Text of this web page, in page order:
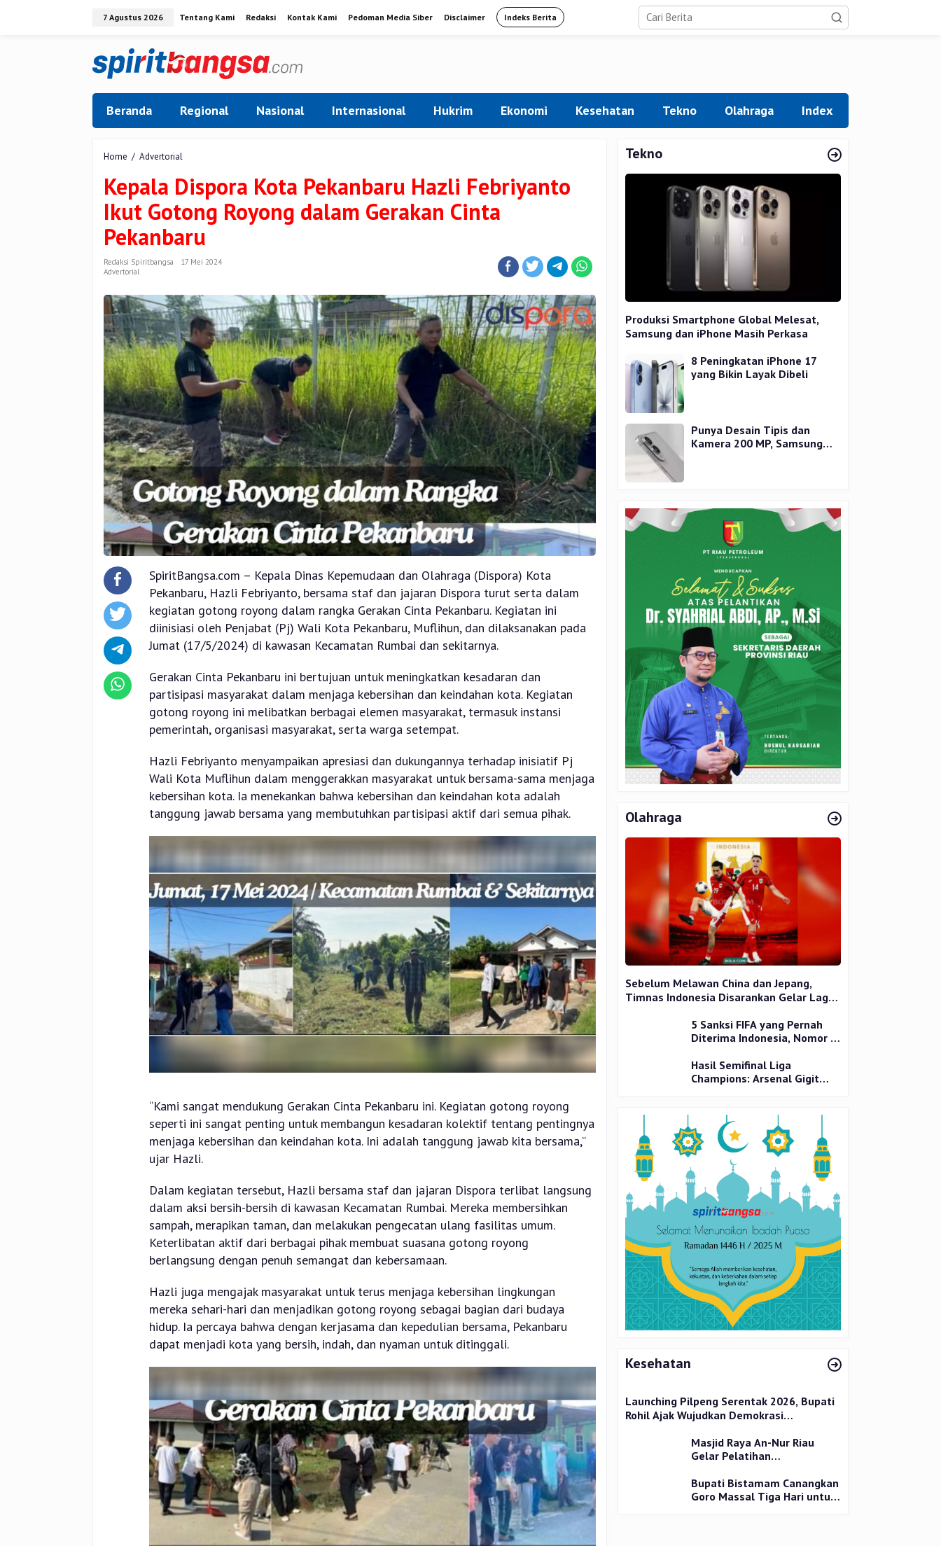
7 Agustus 2026 Tentang Kami Redaksi Kontak Kami Pedoman Media Siber Disclaimer Indeks Berita
Beranda Regional Nasional Internasional Hukrim Ekonomi Kesehatan Tekno Olahraga Index
Home / Advertorial
Kota
Pekanbaru
Hazli
Febriyanto
Ikut
Gotong
Royong
Cinta
Pekanbaru
Kepala Dispora Kota Pekanbaru Hazli Febriyanto
Ikut Gotong Royong dalam Gerakan Cinta
Pekanbaru
Redaksi Spiritbangsa
17 Mei 2024
Advertorial
SpiritBangsa.com – Kepala Dinas Kepemudaan dan Olahraga (Dispora) Kota
Pekanbaru, Hazli Febriyanto, bersama staf dan jajaran Dispora turut serta dalam
kegiatan gotong royong dalam rangka Gerakan Cinta Pekanbaru. Kegiatan ini
diinisiasi oleh Penjabat (Pj) Wali Kota Pekanbaru, Muflihun, dan dilaksanakan pada
Jumat (17/5/2024) di kawasan Kecamatan Rumbai dan sekitarnya.
Gerakan Cinta Pekanbaru ini bertujuan untuk meningkatkan kesadaran dan
partisipasi masyarakat dalam menjaga kebersihan dan keindahan kota. Kegiatan
gotong royong ini melibatkan berbagai elemen masyarakat, termasuk instansi
pemerintah, organisasi masyarakat, serta warga setempat.
Hazli Febriyanto menyampaikan apresiasi dan dukungannya terhadap inisiatif Pj
Wali Kota Muflihun dalam menggerakkan masyarakat untuk bersama-sama menjaga
kebersihan kota. Ia menekankan bahwa kebersihan dan keindahan kota adalah
tanggung jawab bersama yang membutuhkan partisipasi aktif dari semua pihak.
“Kami sangat mendukung Gerakan Cinta Pekanbaru ini. Kegiatan gotong royong
seperti ini sangat penting untuk membangun kesadaran kolektif tentang pentingnya
menjaga kebersihan dan keindahan kota. Ini adalah tanggung jawab kita bersama,”
ujar Hazli.
Dalam kegiatan tersebut, Hazli bersama staf dan jajaran Dispora terlibat langsung
dalam aksi bersih-bersih di kawasan Kecamatan Rumbai. Mereka membersihkan
sampah, merapikan taman, dan melakukan pengecatan ulang fasilitas umum.
Keterlibatan aktif dari berbagai pihak membuat suasana gotong royong
berlangsung dengan penuh semangat dan kebersamaan.
Hazli juga mengajak masyarakat untuk terus menjaga kebersihan lingkungan
mereka sehari-hari dan menjadikan gotong royong sebagai bagian dari budaya
hidup. Ia percaya bahwa dengan kerjasama dan kepedulian bersama, Pekanbaru
dapat menjadi kota yang bersih, indah, dan nyaman untuk ditinggali.
Tekno
Produksi Smartphone Global Melesat,
Samsung dan iPhone Masih Perkasa
8 Peningkatan iPhone 17
yang Bikin Layak Dibeli
Punya Desain Tipis dan
Kamera 200 MP, Samsung
Olahraga
Sebelum Melawan China dan Jepang,
Timnas Indonesia Disarankan Gelar Laga
5 Sanksi FIFA yang Pernah
Diterima Indonesia, Nomor 1
Hasil Semifinal Liga
Champions: Arsenal Gigit
Kesehatan
Launching Pilpeng Serentak 2026, Bupati
Rohil Ajak Wujudkan Demokrasi
Masjid Raya An-Nur Riau
Gelar Pelatihan
Langsung Praktik dan Gratis
Bupati Bistamam Canangkan
Goro Massal Tiga Hari untuk